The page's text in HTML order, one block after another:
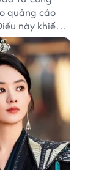
quảng cáo
này khiến
sao hàng
thay thế